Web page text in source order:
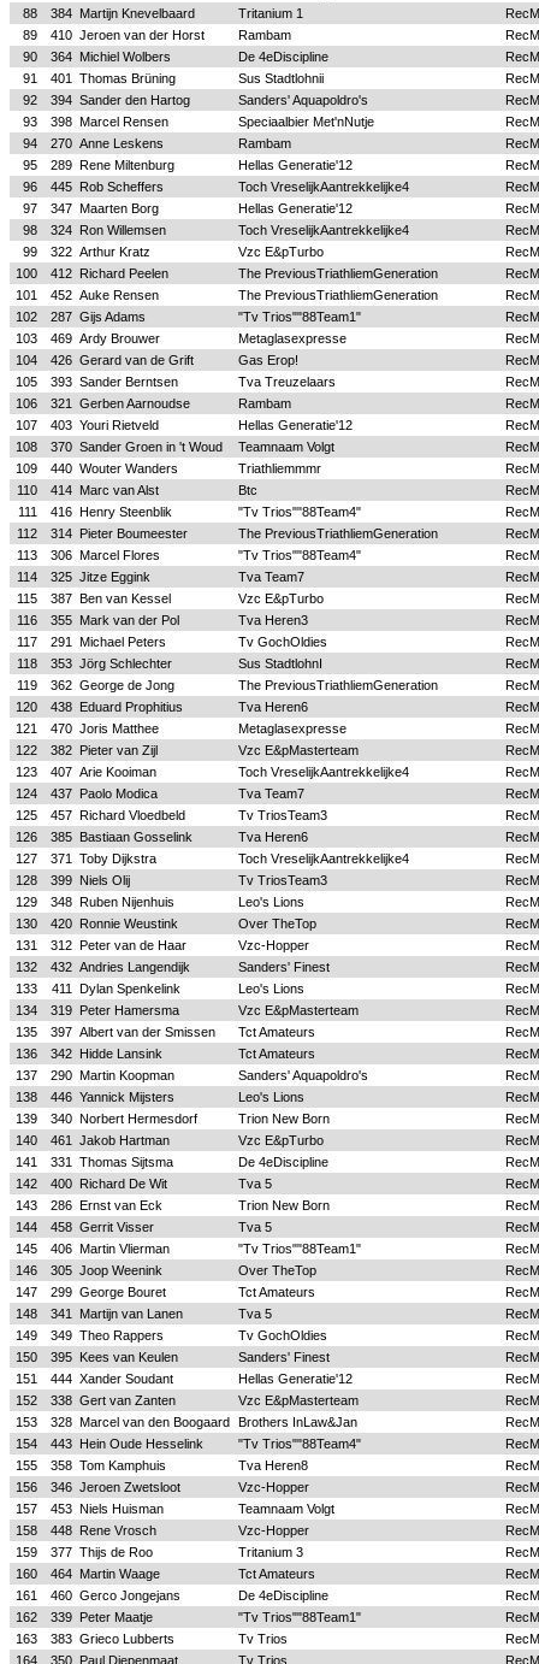
88
384 Martijn Knevelbaard Tritanium 1
RecM
89
410 Jeroen van der Horst Rambam
RecM
90
364 Michiel Wolbers De 4eDiscipline
RecM
91
401 Thomas Brüning Sus Stadtlohnii
RecM
92
394 Sander den Hartog Sanders' Aquapoldro's
RecM
93
398 Marcel Rensen Speciaalbier Met'nNutje
RecM
94
270 Anne Leskens Rambam
RecM
95
289 Rene Miltenburg Hellas Generatie'12
RecM
96
445 Rob Scheffers Toch VreselijkAantrekkelijke4
RecM
97
347 Maarten Borg Hellas Generatie'12
RecM
98
324 Ron Willemsen Toch VreselijkAantrekkelijke4
RecM
99
322 Arthur Kratz Vzc E&pTurbo
RecM
100
412 Richard Peelen The PreviousTriathliemGeneration
RecM
101
452 Auke Rensen The PreviousTriathliemGeneration
RecM
102
287 Gijs Adams "Tv Trios""88Team1"
RecM
103
469 Ardy Brouwer Metaglasexpresse
RecM
104
426 Gerard van de Grift Gas Erop!
RecM
105
393 Sander Berntsen Tva Treuzelaars
RecM
106
321 Gerben Aarnoudse Rambam
RecM
107
403 Youri Rietveld Hellas Generatie'12
RecM
108
370 Sander Groen in 't Woud Teamnaam Volgt
RecM
109
440 Wouter Wanders Triathliemmmr
RecM
110
414 Marc van Alst Btc
RecM
111
416 Henry Steenblik "Tv Trios""88Team4"
RecM
112
314 Pieter Boumeester The PreviousTriathliemGeneration
RecM
113
306 Marcel Flores "Tv Trios""88Team4"
RecM
114
325 Jitze Eggink Tva Team7
RecM
115
387 Ben van Kessel Vzc E&pTurbo
RecM
116
355 Mark van der Pol Tva Heren3
RecM
117
291 Michael Peters Tv GochOldies
RecM
118
353 Jörg Schlechter Sus StadtlohnI
RecM
119
362 George de Jong The PreviousTriathliemGeneration
RecM
120
438 Eduard Prophitius Tva Heren6
RecM
121
470 Joris Matthee Metaglasexpresse
RecM
122
382 Pieter van Zijl Vzc E&pMasterteam
RecM
123
407 Arie Kooiman Toch VreselijkAantrekkelijke4
RecM
124
437 Paolo Modica Tva Team7
RecM
125
457 Richard Vloedbeld Tv TriosTeam3
RecM
126
385 Bastiaan Gosselink Tva Heren6
RecM
127
371 Toby Dijkstra Toch VreselijkAantrekkelijke4
RecM
128
399 Niels Olij Tv TriosTeam3
RecM
129
348 Ruben Nijenhuis Leo's Lions
RecM
130
420 Ronnie Weustink Over TheTop
RecM
131
312 Peter van de Haar Vzc-Hopper
RecM
132
432 Andries Langendijk Sanders' Finest
RecM
133
411 Dylan Spenkelink Leo's Lions
RecM
134
319 Peter Hamersma Vzc E&pMasterteam
RecM
135
397 Albert van der Smissen Tct Amateurs
RecM
136
342 Hidde Lansink Tct Amateurs
RecM
137
290 Martin Koopman Sanders' Aquapoldro's
RecM
138
446 Yannick Mijsters Leo's Lions
RecM
139
340 Norbert Hermesdorf Trion New Born
RecM
140
461 Jakob Hartman Vzc E&pTurbo
RecM
141
331 Thomas Sijtsma De 4eDiscipline
RecM
142
400 Richard De Wit Tva 5
RecM
143
286 Ernst van Eck Trion New Born
RecM
144
458 Gerrit Visser Tva 5
RecM
145
406 Martin Vlierman "Tv Trios""88Team1"
RecM
146
305 Joop Weenink Over TheTop
RecM
147
299 George Bouret Tct Amateurs
RecM
148
341 Martijn van Lanen Tva 5
RecM
149
349 Theo Rappers Tv GochOldies
RecM
150
395 Kees van Keulen Sanders' Finest
RecM
151
444 Xander Soudant Hellas Generatie'12
RecM
152
338 Gert van Zanten Vzc E&pMasterteam
RecM
153
328 Marcel van den Boogaard Brothers InLaw&Jan
RecM
154
443 Hein Oude Hesselink "Tv Trios""88Team4"
RecM
155
358 Tom Kamphuis Tva Heren8
RecM
156
346 Jeroen Zwetsloot Vzc-Hopper
RecM
157
453 Niels Huisman Teamnaam Volgt
RecM
158
448 Rene Vrosch Vzc-Hopper
RecM
159
377 Thijs de Roo Tritanium 3
RecM
160
464 Martin Waage Tct Amateurs
RecM
161
460 Gerco Jongejans De 4eDiscipline
RecM
162
339 Peter Maatje "Tv Trios""88Team1"
RecM
163
383 Grieco Lubberts Tv Trios
RecM
164
350 Paul Diepenmaat Tv Trios RecM